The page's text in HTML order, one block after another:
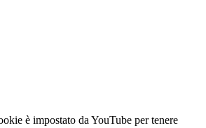
è impostato da YouTube per tenere